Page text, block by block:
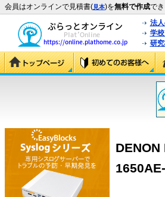
会員はオンラインで見積書(見本)を無料で作成で
法
学
研
DENON